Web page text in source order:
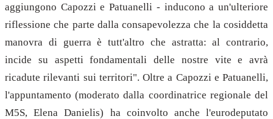
aggiungono Capozzi e Patuanelli - inducono a un'ulteriore
riflessione che parte dalla consapevolezza che la cosiddetta
manovra di guerra è tutt'altro che astratta: al contrario,
incide su aspetti fondamentali delle nostre vite e avrà
ricadute rilevanti sui territori". Oltre a Capozzi e Patuanelli,
l'appuntamento (moderato dalla coordinatrice regionale del
M5S, Elena Danielis) ha coinvolto anche l'eurodeputato